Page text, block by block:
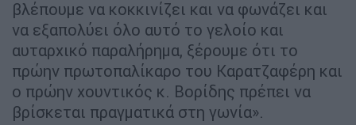
βλέπουμε να κοκκινίζει και να φωνάζει και
να εξαπολύει όλο αυτό το γελοίο και
αυταρχικό παραλήρημα, ξέρουμε ότι το
πρώην πρωτοπαλίκαρο του Καρατζαφέρη και
ο πρώην χουντικός κ. Βορίδης πρέπει να
βρίσκεται πραγματικά στη γωνία».